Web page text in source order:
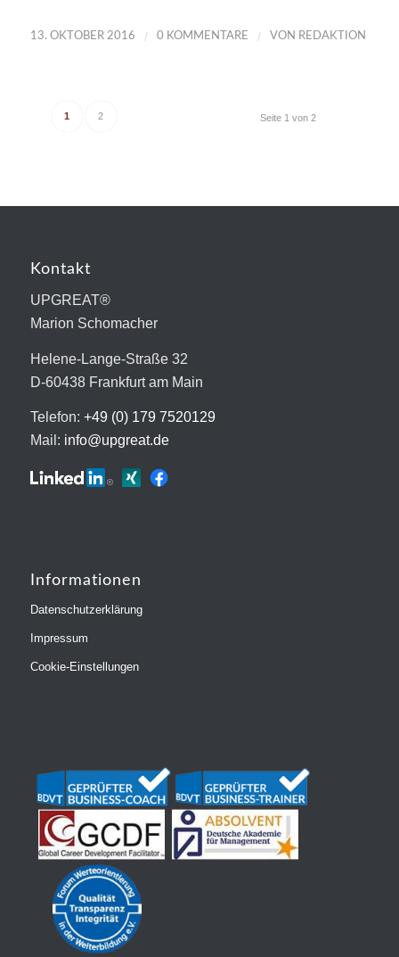
13. OKTOBER 2016 / 0 KOMMENTARE / VON REDAKTION
Seite 1 von 2
1 2
Kontakt
UPGREAT®
Marion Schomacher
Helene-Lange-Straße 32
D-60438 Frankfurt am Main
Telefon: +49 (0) 179 7520129
Mail: info@upgreat.de
Informationen
Datenschutzerklärung
Impressum
Cookie-Einstellungen